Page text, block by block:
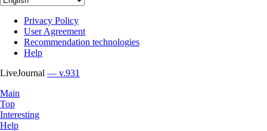
Privacy Policy
User Agreement
Recommendation technologies
Help
LiveJournal — v.931
Main
Top
Interesting
Help